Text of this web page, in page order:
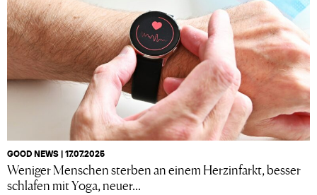
GOOD NEWS | 17.07.2025
Weniger Menschen sterben an einem Herzinfarkt, besser
schlafen mit Yoga, neuer...